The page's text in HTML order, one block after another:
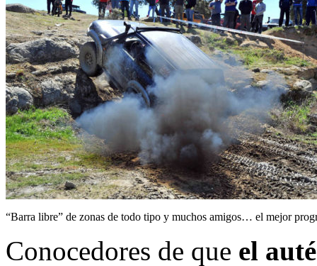
“Barra libre” de zonas de todo tipo y muchos amigos… el mejor
Conocedores de que el